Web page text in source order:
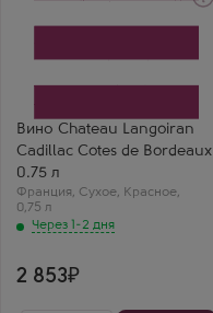
Вино Chateau Langoiran
Cadillac Cotes de Bordeaux
0.75 л
Франция, Сухое, Красное,
0,75 л
Через 1-2 дня
Кот де Бордо
Совиньон Блан
Страна
Франция
Регион
Бордо
2 853